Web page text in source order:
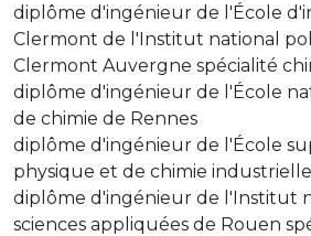
diplôme d'ingénieur de l'École
Clermont de l'Institut national
Clermont Auvergne spécialité
diplôme d'ingénieur de l'École
de chimie de Rennes
diplôme d'ingénieur de l'École
physique et de chimie
diplôme d'ingénieur de l'Institut
sciences appliquées de Rouen